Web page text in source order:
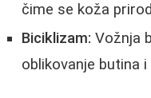
čime se koža
Biciklizam: Vožnja
oblikovanje butina